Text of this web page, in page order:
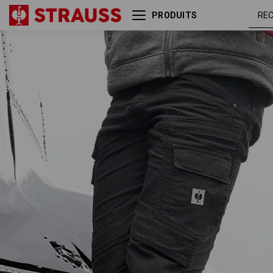
PRODUITS
Pantalon cargo de travail
e.s.vintage
noir